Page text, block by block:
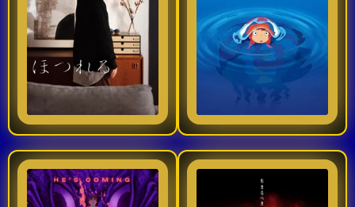
Desde niña observaba
los aviones despegar
con la certeza de que
algún día sería ella
quien los guiara. Pero
el camino para
convertirse en piloto
nunca ha sido fácil:
7
2023
Ver TraiLer
hacerse muy amigos.
El niño guarda a su
amiguita en una
pecera y le ofrece
cuidarla y protegerla
para siempre,
mientras que Ponyo
se muestra cada vez
más fascinada por el
mundo humano
2025
Ver TraiLer
DAN DA DAN: Evil Eye (2025) – Todo sobre la nueva película de terror anime